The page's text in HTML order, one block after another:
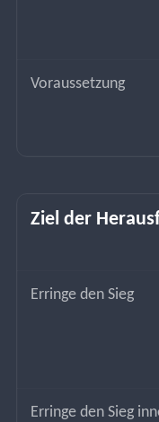
Voraussetzung
Ziel der
Erringe den Sieg
Erringe den Sieg